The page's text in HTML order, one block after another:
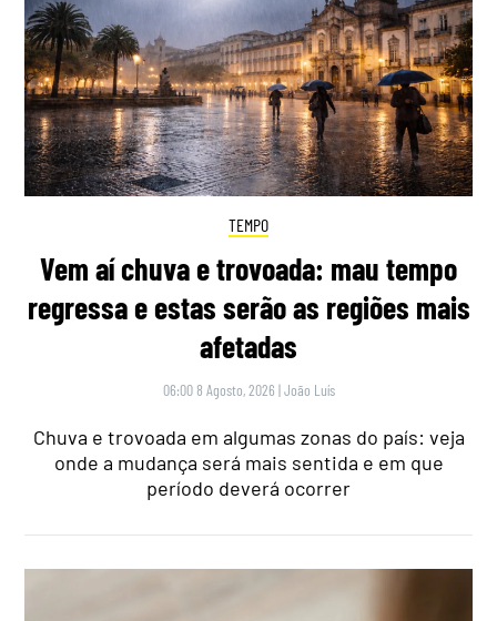
TEMPO
Vem aí chuva e trovoada: mau tempo
regressa e estas serão as regiões mais
afetadas
06:00 8 Agosto, 2026 |João Luís
Chuva e trovoada em algumas zonas do país: veja
onde a mudança será mais sentida e em que
período deverá ocorrer